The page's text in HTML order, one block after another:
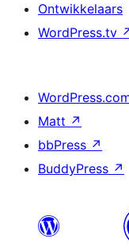
Ontwikkelaars
WordPress.tv
Matt ↗
bbPress ↗
BuddyPress ↗